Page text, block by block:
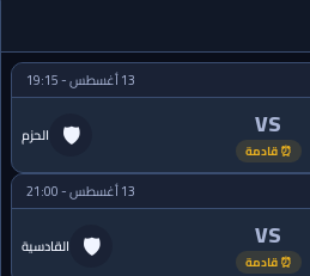
13 أغسطس - 19:15
VS
⏰ قادمة
الحزم 🛡
13 أغسطس - 21:00
VS
⏰ قادمة
القادسية 🛡